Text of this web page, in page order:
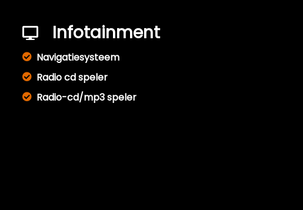
Infotainment
Navigatiesysteem
Radio cd speler
Radio-cd/mp3 speler